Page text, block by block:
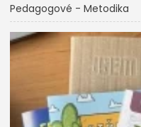
Pedagogové - Metodika